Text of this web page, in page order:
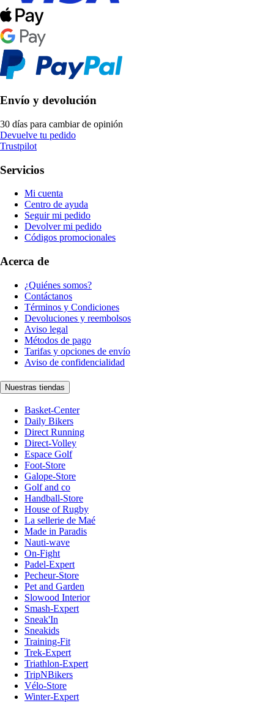
Envío y devolución
30 días para cambiar de opinión
Devuelve tu pedido
Trustpilot
Servicios
Mi cuenta
Centro de ayuda
Seguir mi pedido
Devolver mi pedido
Códigos promocionales
Acerca de
¿Quiénes somos?
Contáctanos
Términos y Condiciones
Devoluciones y reembolsos
Aviso legal
Métodos de pago
Tarifas y opciones de envío
Aviso de confidencialidad
Nuestras tiendas
Basket-Center
Daily Bikers
Direct Running
Direct-Volley
Espace Golf
Foot-Store
Galope-Store
Golf and co
Handball-Store
House of Rugby
La sellerie de Maé
Made in Paradis
Nauti-wave
On-Fight
Padel-Expert
Pecheur-Store
Pet and Garden
Slowood Interior
Smash-Expert
Sneak'In
Sneakids
Training-Fit
Trek-Expert
Triathlon-Expert
TripNBikers
Vélo-Store
Winter-Expert